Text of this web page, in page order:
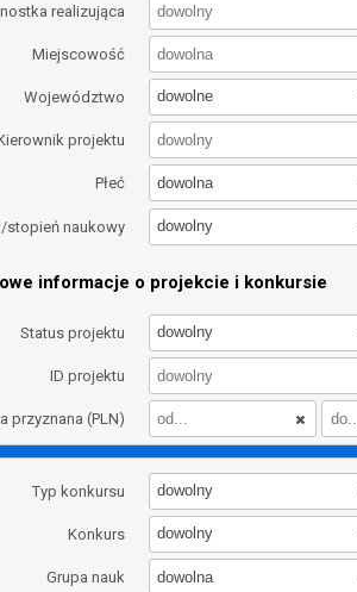
realizująca
Miejscowość
Województwo dowolne
projektu
Płeć dowolna
stopień naukowy dowolny
informacje o projekcie i konkursie
Status projektu dowolny
ID projektu
przyznana (PLN)
Typ konkursu dowolny
Konkurs dowolny
Grupa nauk dowolna